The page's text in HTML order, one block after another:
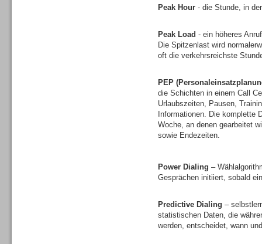
Peak Hour - die Stunde, in
Peak Load - ein höheres
Die Spitzenlast wird
oft die verkehrsreichste
PEP
die Schichten in einem Call
Urlaubszeiten, Pausen,
Informationen. Die komplette
Woche, an denen gearbeitet
sowie Endezeiten.
Power Dialing –
Gesprächen initiiert, sobald
Predictive Dialing –
statistischen Daten, die
werden, entscheidet, wann